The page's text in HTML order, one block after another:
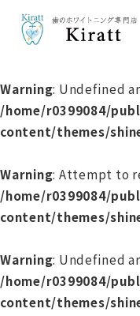
Warning: Undefined
/home/r0399084/
content/themes/
Warning: Attempt to
/home/r0399084/
content/themes/
Warning: Undefined
/home/r0399084/
content/themes/